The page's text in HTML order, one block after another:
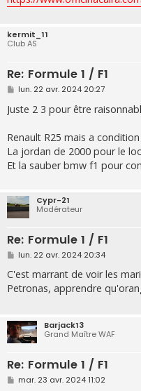
e
kermit_11
Club AS
Re: Formule 1 / F1
M
s
s
g
e
lun. 22 avr. 2024 20:27
Juste 2 3 pour être
Renault R25 mais a
La jordan de 2000 pour le
Et la sauber bmw f1 pour
Cypr-21
Modérateur
Re: Formule 1 / F1
M
s
s
a
lun. 22 avr. 2024 20:34
C'est marrant de voir les
Petronas, apprendre
Barjack13
Grand Maître WAF
Re: Formule 1 / F1
M
mar. 23 avr. 2024 11:02